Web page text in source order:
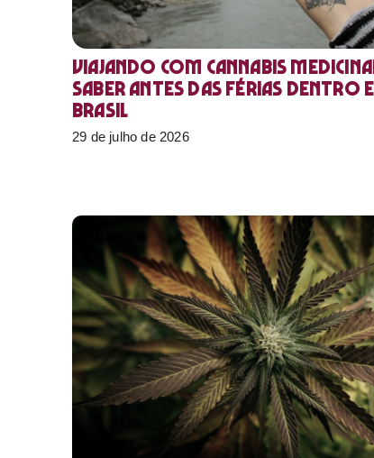
Viajando com cannabis
saber antes das férias dentro
Brasil
29 de julho de 2026